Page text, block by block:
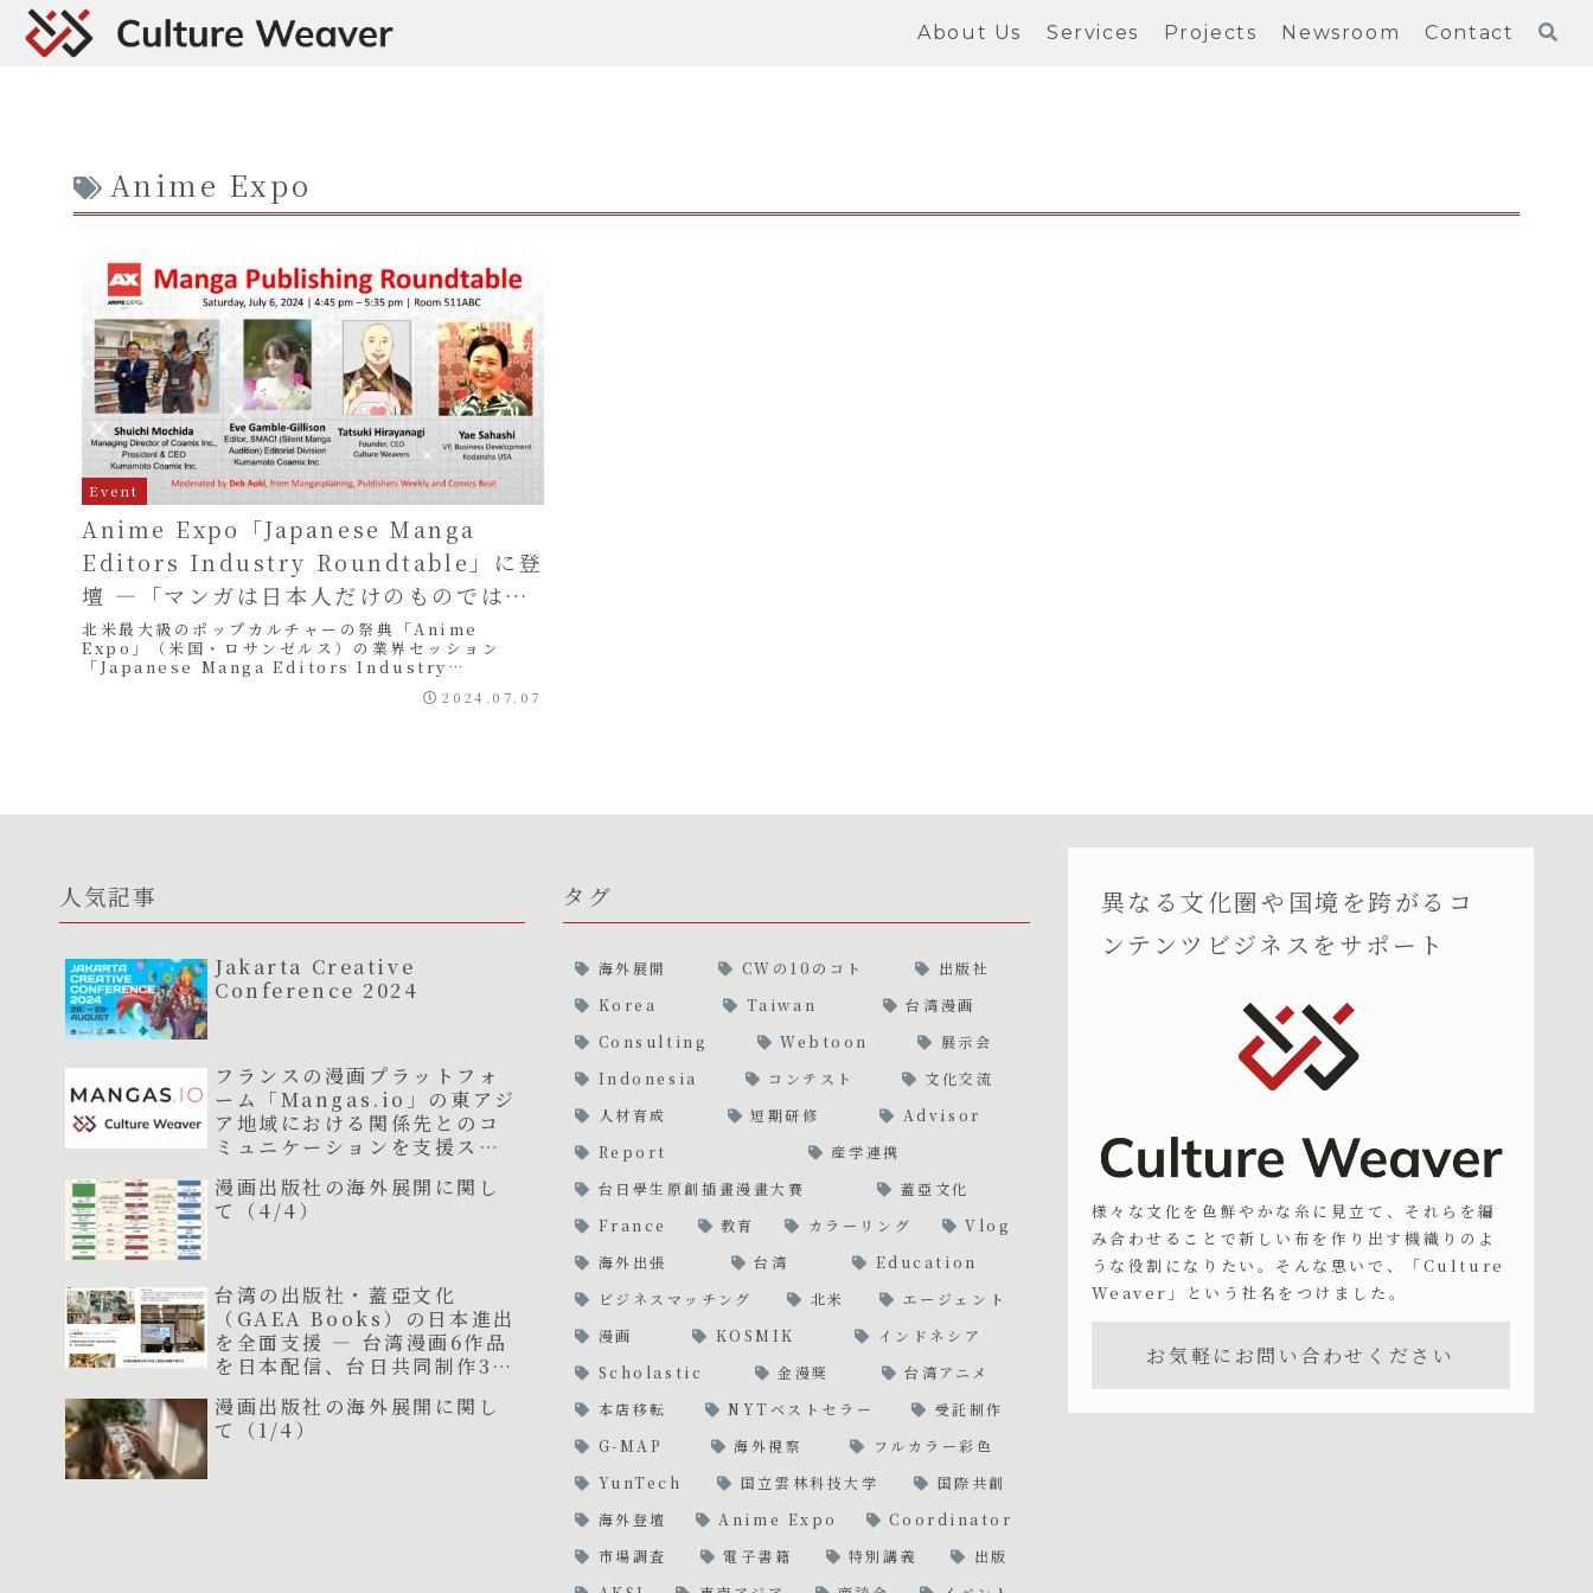
About Us Services Projects Newsroom Contact
Anime Expo
Event
Anime Expo「Japanese Manga
Editors Industry Roundtable」に登
壇 ―「マンガは日本人だけのものではな
い」という視点
北米最大級のポップカルチャーの祭典「Anime
Expo」（米国・ロサンゼルス）の業界セッション
「Japanese Manga Editors Industry
2024.07.07
人気記事
Jakarta Creative
Conference 2024
フランスの漫画プラットフォ
ーム「Mangas.io」の東アジ
ア地域における関係先とのコ
ミュニケーションを支援スタ
漫画出版社の海外展開に関し
て（4/4）
台湾の出版社・蓋亞文化
（GAEA Books）の日本進出
を全面支援 ― 台湾漫画6作品
を日本配信、台日共同制作3作
漫画出版社の海外展開に関し
て（1/4）
タグ
海外展開 CWの10のコト
出版社
Korea
Taiwan
台湾漫画
Consulting
Webtoon
展示会
Indonesia
コンテスト
文化交流
人材育成
短期研修
Advisor
Report
産学連携
台日學生原創插畫漫畫大賽
蓋亞文化
France
教育 カラーリング
Vlog
海外出張
台湾
Education
ビジネスマッチング
北米
エージェント
漫画
KOSMIK
インドネシア
Scholastic
金漫獎
台湾アニメ
本店移転
NYTベストセラー
受託制作
G-MAP
海外視察
フルカラー彩色
YunTech
国立雲林科技大学
国際共創
海外登壇
Anime Expo
Coordinator
市場調査
電子書籍 特別講義
出版
異なる文化圏や国境を跨がるコ
ンテンツビジネスをサポート
様々な文化を色鮮やかな糸に見立て、それらを編
み合わせることで新しい布を作り出す機織りのよ
うな役割になりたい。そんな思いで、「Culture
Weaver」という社名をつけました。
お気軽にお問い合わせください